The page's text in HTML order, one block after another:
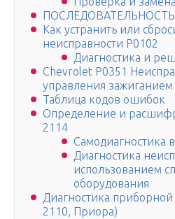
Как устранить или
неисправности P0102
Диагностика и
Chevrolet Р0351
управления зажиганием
Таблица кодов ошибок
Определение и
2114
Самодиагностика
Диагностика
использованием
оборудования
Диагностика
2110, Приора)